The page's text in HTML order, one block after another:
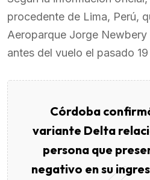
procedente de Lima, Perú,
Aeroparque Jorge
antes del vuelo el pasado
Córdoba
variante Delta
persona que
negativo en su